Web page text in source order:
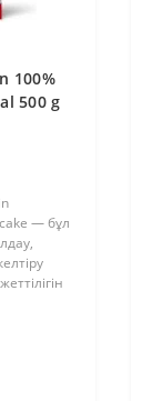
100%
500 g
— бұл